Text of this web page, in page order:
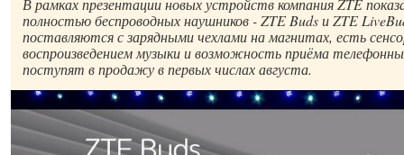
В рамках презентации новых устройств компания ZTE
полностью беспроводных наушников - ZTE Buds и ZTE
поставляются с зарядными чехлами на магнитах, есть
воспроизведением музыки и возможность приёма
поступят в продажу в первых числах августа.